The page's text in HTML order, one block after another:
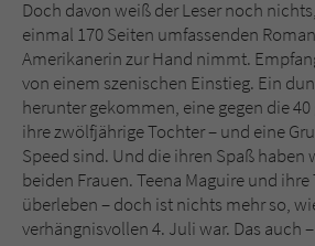
Doch davon weiß der Leser noch
einmal 170 Seiten umfassenden
Amerikanerin zur Hand nimmt.
von einem szenischen Einstieg. Ein
herunter gekommen, eine gegen die
ihre zwölfjährige Tochter – und eine
Speed sind. Und die ihren Spaß haben
beiden Frauen. Teena Maguire und
überleben – doch ist nichts mehr so,
verhängnisvollen 4. Juli war. Das auch
Sicherheitscode des
überprüfen.